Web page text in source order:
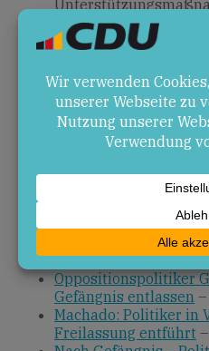
Ausblick
Die Lage bleibt
dass internationale
Aufklärung drängen und
verhindern wollen. Die
Venezuela voranzubringen.
Quellen
Oppositionspolitiker
Gefängnis entlassen
Machado: Politiker in
Freilassung entführt